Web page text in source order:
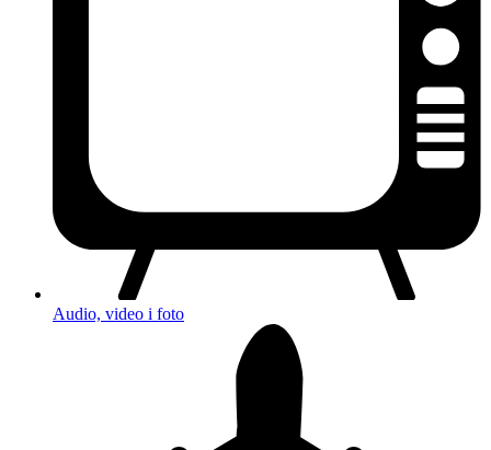
Audio, video i foto